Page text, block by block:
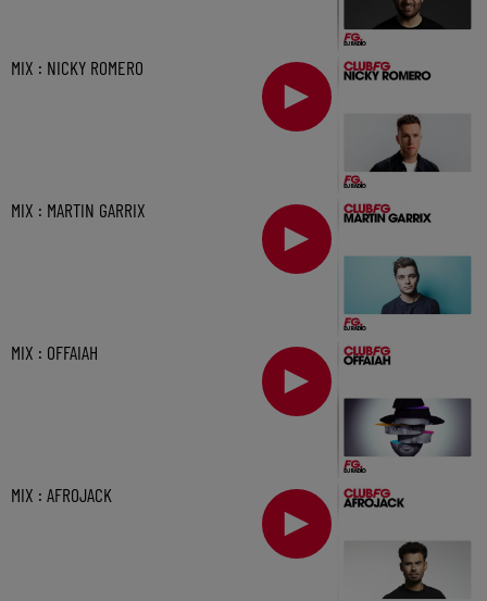
MIX : NICKY ROMERO
MIX : MARTIN GARRIX
MIX : OFFAIAH
MIX : AFROJACK